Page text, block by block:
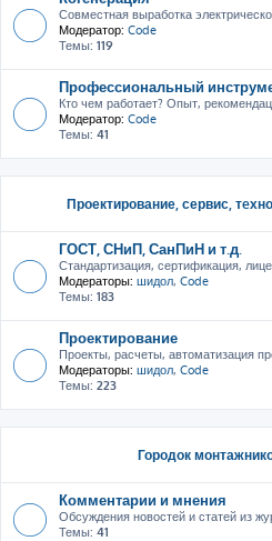
Совместная выработка
Модератор: Code
Темы: 119
Профессиональный
Кто чем работает? Опыт,
Модератор: Code
Темы: 41
Проектирование, сервис,
ГОСТ, СНиП, СанПиН и т.д.
Стандартизация, сертификация,
Модераторы: шидол, Code
Темы: 183
Проектирование
Проекты, расчеты, автоматизация
Модераторы: шидол, Code
Темы: 223
Городок
Комментарии и мнения
Обсуждения новостей и статей из
Темы: 41